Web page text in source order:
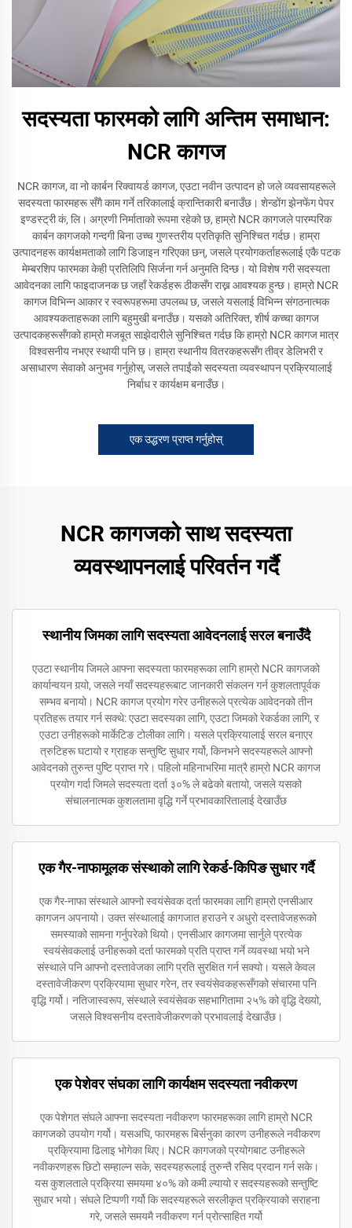
सदस्यता फारमको लागि अन्तिम समाधान:
NCR कागज
NCR कागज, वा नो कार्बन रिक्वायर्ड कागज, एउटा नवीन उत्पादन हो जले व्यवसायहरूले
सदस्यता फारमहरू सँगै काम गर्ने तरिकालाई क्रान्तिकारी बनाउँछ। शेन्डोंग झेनफेंग पेपर
इण्डस्ट्री कं, लि। अग्रणी निर्माताको रूपमा रहेको छ, हाम्रो NCR कागजले पारम्परिक
कार्बन कागजको गन्दगी बिना उच्च गुणस्तरीय प्रतिकृति सुनिश्चित गर्दछ। हाम्रा
उत्पादनहरू कार्यक्षमताको लागि डिजाइन गरिएका छन्, जसले प्रयोगकर्ताहरूलाई एकै पटक
मेम्बरशिप फारमका केही प्रतिलिपि सिर्जना गर्न अनुमति दिन्छ। यो विशेष गरी सदस्यता
आवेदनका लागि फाइदाजनक छ जहाँ रेकर्डहरू ठीकसँग राख्न आवश्यक हुन्छ। हाम्रो NCR
कागज विभिन्न आकार र स्वरूपहरूमा उपलब्ध छ, जसले यसलाई विभिन्न संगठनात्मक
आवश्यकताहरूका लागि बहुमुखी बनाउँछ। यसको अतिरिक्त, शीर्ष कच्चा कागज
उत्पादकहरूसँगको हाम्रो मजबूत साझेदारीले सुनिश्चित गर्दछ कि हाम्रो NCR कागज मात्र
विश्वसनीय नभएर स्थायी पनि छ। हाम्रा स्थानीय वितरकहरूसँग तीव्र डेलिभरी र
असाधारण सेवाको अनुभव गर्नुहोस्, जसले तपाईंको सदस्यता व्यवस्थापन प्रक्रियालाई
निर्बाध र कार्यक्षम बनाउँछ।
एक उद्धरण प्राप्त गर्नुहोस्
NCR कागजको साथ सदस्यता
व्यवस्थापनलाई परिवर्तन गर्दै
स्थानीय जिमका लागि सदस्यता आवेदनलाई सरल बनाउँदै
एउटा स्थानीय जिमले आफ्ना सदस्यता फारमहरूका लागि हाम्रो NCR कागजको
कार्यान्वयन गर्‍यो, जसले नयाँ सदस्यहरूबाट जानकारी संकलन गर्न कुशलतापूर्वक
सम्भव बनायो। NCR कागज प्रयोग गरेर उनीहरूले प्रत्येक आवेदनको तीन
प्रतिहरू तयार गर्न सक्थे: एउटा सदस्यका लागि, एउटा जिमको रेकर्डका लागि, र
एउटा उनीहरूको मार्केटिङ टोलीका लागि। यसले प्रक्रियालाई सरल बनाएर
त्रुटिहरू घटायो र ग्राहक सन्तुष्टि सुधार गर्यो, किनभने सदस्यहरूले आफ्नो
आवेदनको तुरुन्त पुष्टि प्राप्त गरे। पहिलो महिनाभरिमा मात्रै हाम्रो NCR कागज
प्रयोग गर्दा जिमले सदस्यता दर्ता ३०% ले बढेको बतायो, जसले यसको
संचालनात्मक कुशलतामा वृद्धि गर्ने प्रभावकारितालाई देखाउँछ
एक गैर-नाफामूलक संस्थाको लागि रेकर्ड-किपिङ सुधार गर्दै
एक गैर-नाफा संस्थाले आफ्नो स्वयंसेवक दर्ता फारमका लागि हाम्रो एनसीआर
कागजन अपनायो। उक्त संस्थालाई कागजात हराउने र अधुरो दस्तावेजहरूको
समस्याको सामना गर्नुपरेको थियो। एनसीआर कागजमा सार्नुले प्रत्येक
स्वयंसेवकलाई उनीहरूको दर्ता फारमको प्रति प्राप्त गर्ने व्यवस्था भयो भने
संस्थाले पनि आफ्नो दस्तावेजका लागि प्रति सुरक्षित गर्न सक्यो। यसले केवल
दस्तावेजीकरण प्रक्रियामा सुधार गरेन, तर स्वयंसेवकहरूसँगको संचारमा पनि
वृद्धि गर्यो। नतिजास्वरूप, संस्थाले स्वयंसेवक सहभागितामा २५% को वृद्धि देख्यो,
जसले विश्वसनीय दस्तावेजीकरणको प्रभावलाई देखाउँछ।
एक पेशेवर संघका लागि कार्यक्षम सदस्यता नवीकरण
एक पेशेगत संघले आफ्ना सदस्यता नवीकरण फारमहरूका लागि हाम्रो NCR
कागजको उपयोग गर्यो। यसअघि, फारमहरू बिर्सनुका कारण उनीहरूले नवीकरण
प्रक्रियामा ढिलाइ भोगेका थिए। NCR कागजको प्रयोगबाट उनीहरूले
नवीकरणहरू छिटो सम्हाल्न सके, सदस्यहरूलाई तुरुन्तै रसिद प्रदान गर्न सके।
यस कुशलताले प्रक्रिया समयमा ४०% को कमी ल्यायो र सदस्यहरूको सन्तुष्टि
सुधार भयो। संघले टिप्पणी गर्यो कि सदस्यहरूले सरलीकृत प्रक्रियाको सराहना
गरे, जसले समयमै नवीकरण गर्न प्रोत्साहित गर्यो